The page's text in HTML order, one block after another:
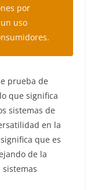
por
uso
prueba de
que significa
sistemas de
en la
que es
de la